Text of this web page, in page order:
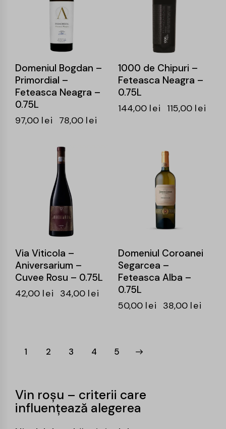
Domeniul Bogdan –
Primordial –
Feteasca Neagra –
0.75L
97,00 lei 78,00 lei
1000 de Chipuri –
Feteasca Neagra –
0.75L
144,00 lei 115,00 lei
Via Viticola –
Aniversarium –
Cuvee Rosu – 0.75L
42,00 lei 34,00 lei
Domeniul Coroanei
Segarcea –
Feteasca Alba –
0.75L
50,00 lei 38,00 lei
1 2 3 4 5
→
Vin roșu – criterii care
influențează alegerea